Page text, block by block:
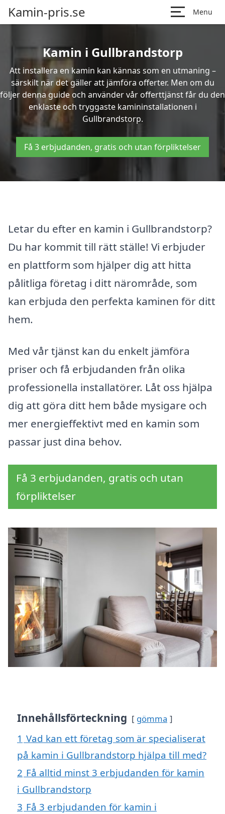
Kamin-pris.se Menu
Kamin i Gullbrandstorp
Att installera en kamin kan kännas som en utmaning –
särskilt när det gäller att jämföra offerter. Men om du
följer denna guide och använder vår offerttjänst får du den
enklaste och tryggaste kamininstallationen i
Gullbrandstorp.
Få 3 erbjudanden, gratis och utan förpliktelser
Letar du efter en kamin i Gullbrandstorp?
Du har kommit till rätt ställe! Vi erbjuder
en plattform som hjälper dig att hitta
pålitliga företag i ditt närområde, som
kan erbjuda den perfekta kaminen för ditt
hem.
Med vår tjänst kan du enkelt jämföra
priser och få erbjudanden från olika
professionella installatörer. Låt oss hjälpa
dig att göra ditt hem både mysigare och
mer energieffektivt med en kamin som
passar just dina behov.
Få 3 erbjudanden, gratis och utan
förpliktelser
Innehållsförteckning gömma
1 Vad kan ett företag som är specialiserat
på kamin i Gullbrandstorp hjälpa till med?
2 Få alltid minst 3 erbjudanden för kamin
i Gullbrandstorp
3 Få 3 erbjudanden för kamin i